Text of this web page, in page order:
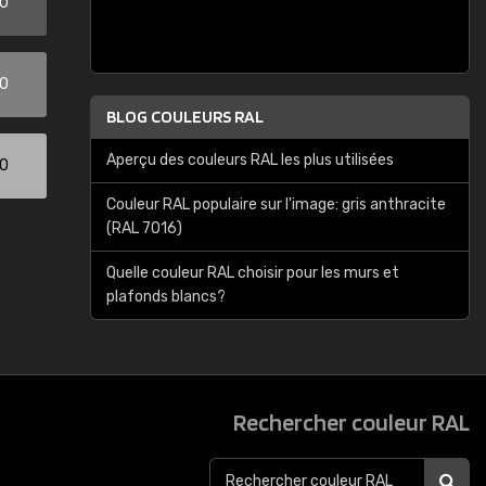
BLOG COULEURS RAL
Aperçu des couleurs RAL les plus utilisées
Couleur RAL populaire sur l'image: gris anthracite
(RAL 7016)
Quelle couleur RAL choisir pour les murs et
plafonds blancs?
Rechercher couleur RAL